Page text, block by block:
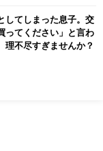
してしまった息子。交
ってください」と言わ
理不尽すぎませんか？